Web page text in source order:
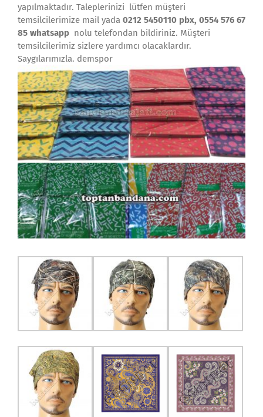
yapılmaktadır. Taleplerinizi lütfen müşteri
temsilcilerimize mail yada 0212 5450110 pbx, 0554 576 67
85 whatsapp nolu telefondan bildiriniz. Müşteri
temsilcilerimiz sizlere yardımcı olacaklardır.
Saygılarımızla. demspor